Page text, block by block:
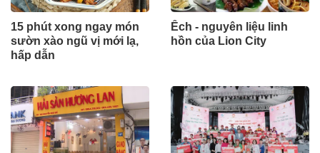
15 phút xong ngay món
sườn xào ngũ vị mới lạ,
hấp dẫn
Ếch - nguyên liệu linh
hồn của Lion City